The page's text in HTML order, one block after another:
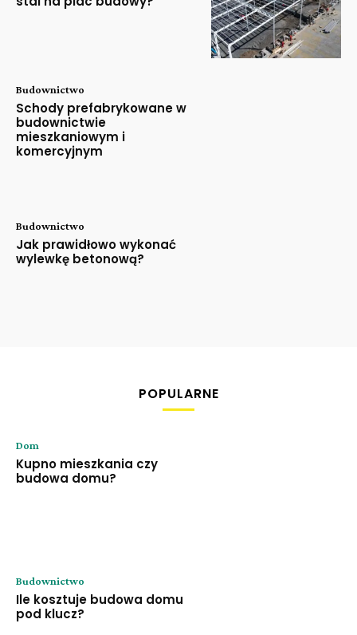
Budownictwo
Schody prefabrykowane w
budownictwie
mieszkaniowym i
komercyjnym
Budownictwo
Jak prawidłowo wykonać
wylewkę betonową?
POPULARNE
Dom
Kupno mieszkania czy
budowa domu?
Budownictwo
Ile kosztuje budowa domu
pod klucz?